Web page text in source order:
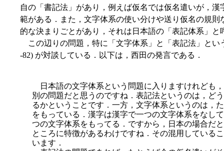
自の「書記法」があり，例えば仮名では仮名遣いが，
範がある．また，文字体系の使い分けや送り仮名の規
的な決まりごとがあり，それは日本語の「表記体系」と
この辺りの問題，特に「文字体系」と「表記法」とい
-82) が対談している．以下は，西田の発言である．
日本語の文字体系という問題に入りますけれども
別の問題だと思うのですね．表記法というのは，ど
るかということです．一方，文字体系というのは，
をもっている．漢字は漢字で一つの文字体系をなし
つの文字体系をもってる．ですから，日本の場合だ
ところに特徴があるわけですね．その混用している
います．